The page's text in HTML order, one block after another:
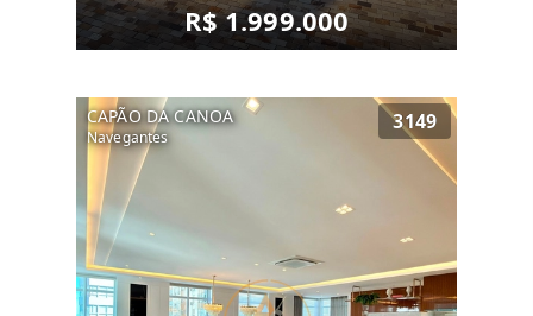
R$ 1.999.000
CAPÃO DA CANOA
Navegantes
3149